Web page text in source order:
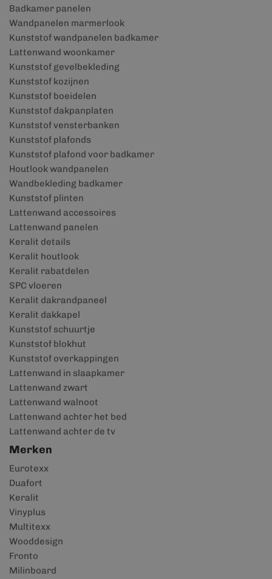
Badkamer panelen
Wandpanelen marmerlook
Kunststof wandpanelen badkamer
Lattenwand woonkamer
Kunststof gevelbekleding
Kunststof kozijnen
Kunststof boeidelen
Kunststof dakpanplaten
Kunststof vensterbanken
Kunststof plafonds
Kunststof plafond voor badkamer
Houtlook wandpanelen
Wandbekleding badkamer
Kunststof plinten
Lattenwand accessoires
Lattenwand panelen
Keralit details
Keralit houtlook
Keralit rabatdelen
SPC vloeren
Keralit dakrandpaneel
Keralit dakkapel
Kunststof schuurtje
Kunststof blokhut
Kunststof overkappingen
Lattenwand in slaapkamer
Lattenwand zwart
Lattenwand walnoot
Lattenwand achter het bed
Lattenwand achter de tv
Merken
Eurotexx
Duafort
Keralit
Vinyplus
Multitexx
Wooddesign
Fronto
Milinboard